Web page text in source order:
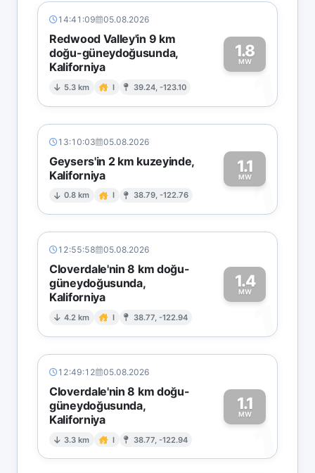
14:41:09 05.08.2026
Redwood Valley'in 9 km
doğu-güneydoğusunda,
Kaliforniya
5.3 km I 39.24, -123.10
1.8
MW
1
13:10:03 05.08.2026
Geysers'in 2 km kuzeyinde,
Kaliforniya
0.8 km I 38.79, -122.76
1.1
MW1
12:55:58 05.08.2026
Cloverdale'nin 8 km doğu-
güneydoğusunda,
Kaliforniya
4.2 km I 38.77, -122.94
1.4
MW
1
12:49:12 05.08.2026
Cloverdale'nin 8 km doğu-
güneydoğusunda,
Kaliforniya
3.3 km I 38.77, -122.94
1.1
MW
1